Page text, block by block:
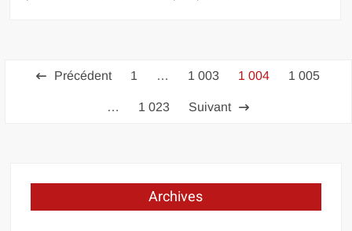
Pagination
publications
Précédent 1 … 1 003 1 004 1 005
… 1 023 Suivant
Archives